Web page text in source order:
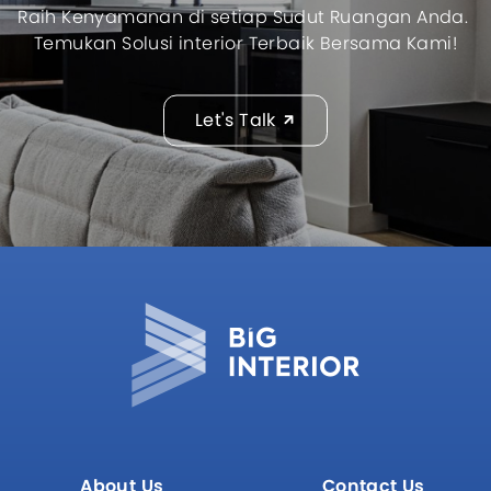
Raih Kenyamanan di setiap Sudut Ruangan Anda.
Temukan Solusi interior Terbaik Bersama Kami!
Let's Talk